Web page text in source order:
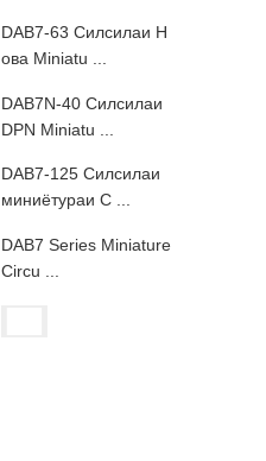
DAB7-63 Силсилаи Н
ова Miniatu ...
DAB7N-40 Силсилаи
DPN Miniatu ...
DAB7-125 Силсилаи
миниётураи C ...
DAB7 Series Miniature
Circu ...